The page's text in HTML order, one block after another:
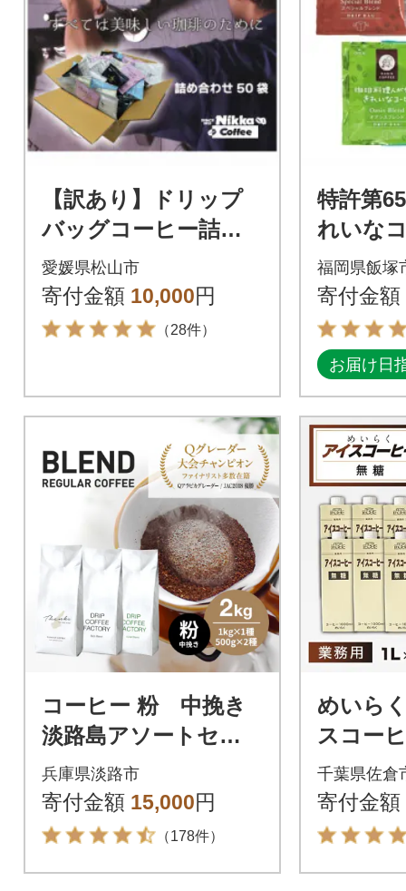
【訳あり】ドリップ
バッグコーヒー詰め
合わせ50袋
愛媛県松山市
寄付金額 10,000円
（28件）
特許第
れいな
リップ
ト(合計
福岡県飯塚
寄付金額
お届け日
コーヒー 粉 中挽き
淡路島アソートセッ
ト 3種 2kg(500g×計
4袋) at14504
兵庫県淡路市
寄付金額 15,000円
（178件）
めいら
スコー
6本
千葉県佐倉
寄付金額